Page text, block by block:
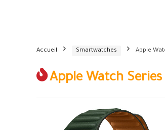
Accueil Smartwatches Apple
Apple Watch Series